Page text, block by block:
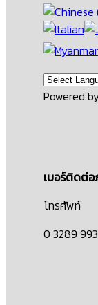
Powered
เบอร์ติดต่อ
โทรศัพท์
0 3289